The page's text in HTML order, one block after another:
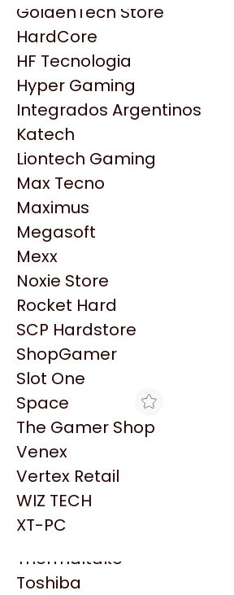
HP
HyperX
INNO3D
Intel
Kingston
Lenovo
Logitech
MSI
NVIDIA GeForce
NZXT
PNY
Palit
Philips
PowerColor
Razer
Redragon
Samsung
Sandisk
Sapphire
Seagate
Sentey
Solarmax
Thermaltake
Toshiba
GoldenTech Store
HardCore
HF Tecnologia
Hyper Gaming
Integrados Argentinos
Katech
Liontech Gaming
Max Tecno
Maximus
Megasoft
Mexx
Noxie Store
Rocket Hard
SCP Hardstore
ShopGamer
Slot One
Space
The Gamer Shop
Venex
Vertex Retail
WIZ TECH
XT-PC
Productos
Similares
Explorá más productos similares
AURICULARES LOGITECH
981-000587
$32.990